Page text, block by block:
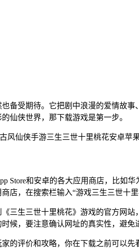
备受期待。它把剧中浪漫的爱情故
仙侠世界，那下载游戏是第一步。
和安卓的各大应用商店，比如
，在搜索栏输入“游戏三生三世十
三生三世十里桃花》游戏的官方网
候，要注意确认网址的真实性，避免
的评价和攻略，你在下载之前可以